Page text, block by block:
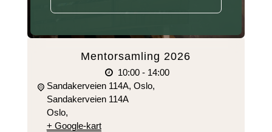
Mentorsamling 2026
10:00 - 14:00
Sandakerveien 114A, Oslo,
Sandakerveien 114A
Oslo,
+ Google-kart